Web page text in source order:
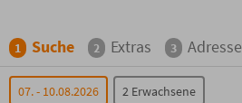
1 Suche 2 Extras 3 Adresse
07. - 10.08.2026 2 Erwachsene